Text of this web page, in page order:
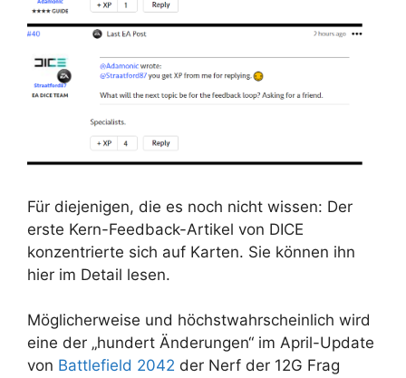
Für diejenigen, die es noch nicht wissen: Der
erste Kern-Feedback-Artikel von DICE
konzentrierte sich auf Karten. Sie können ihn
hier im Detail lesen.
Möglicherweise und höchstwahrscheinlich wird
eine der „hundert Änderungen“ im April-Update
von Battlefield 2042 der Nerf der 12G Frag